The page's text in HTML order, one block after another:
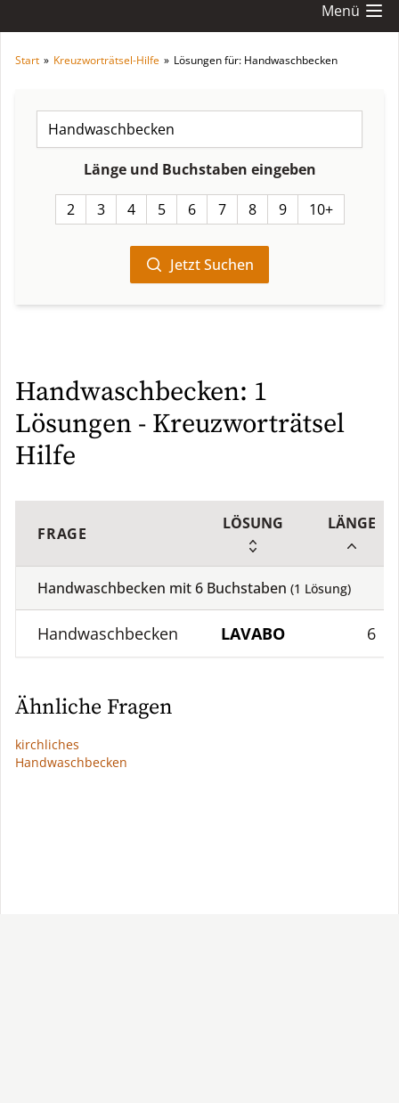
Menü
Start » Kreuzworträtsel-Hilfe » Lösungen für: Handwaschbecken
Länge und Buchstaben eingeben
2 3 4 5 6 7 8 9 10+
Jetzt Suchen
Handwaschbecken: 1
Lösungen - Kreuzworträtsel
Hilfe
FRAGE
LÖSUNG LÄNGE
Handwaschbecken mit6 Buchstaben (1 Lösung)
Handwaschbecken LAVABO 6
Ähnliche Fragen
kirchliches
Handwaschbecken